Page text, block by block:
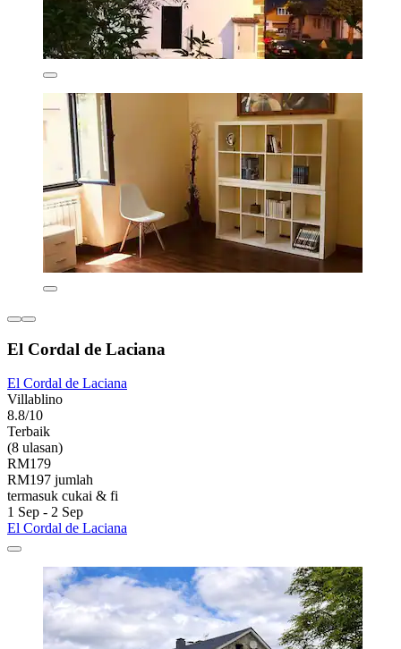
El Cordal de Laciana
El Cordal de Laciana
Villablino
8.8/10
Terbaik
(8 ulasan)
RM179
RM197 jumlah
termasuk cukai & fi
1 Sep - 2 Sep
El Cordal de Laciana